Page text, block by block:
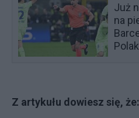
Już
na
Z artykułu dowiesz się, że: